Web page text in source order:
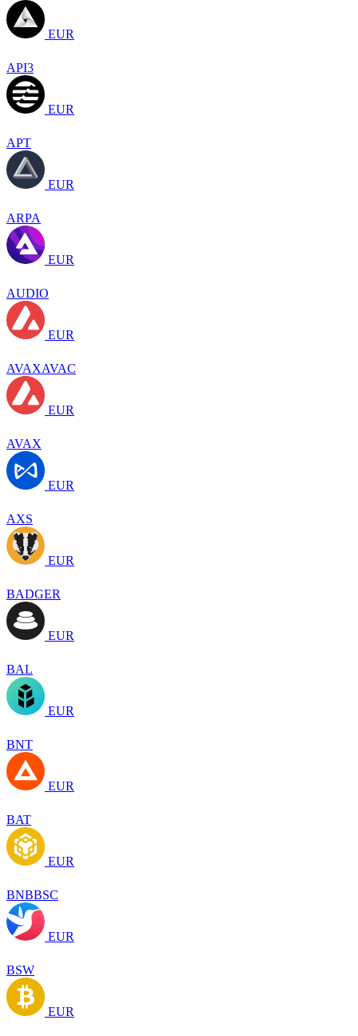
EUR
API3
EUR
APT
EUR
ARPA
EUR
AUDIO
EUR
AVAXAVAC
EUR
AVAX
EUR
AXS
EUR
BADGER
EUR
BAL
EUR
BNT
EUR
BAT
EUR
BNBBSC
EUR
BSW
EUR